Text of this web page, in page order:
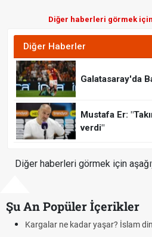
Diğer haberleri görmek için
Diğer Haberler
Galatasaray'da
Mustafa Er:
verdi"
Diğer haberleri görmek için
Şu An Popüler İçerikler
Futbolda ofsayt nedir?